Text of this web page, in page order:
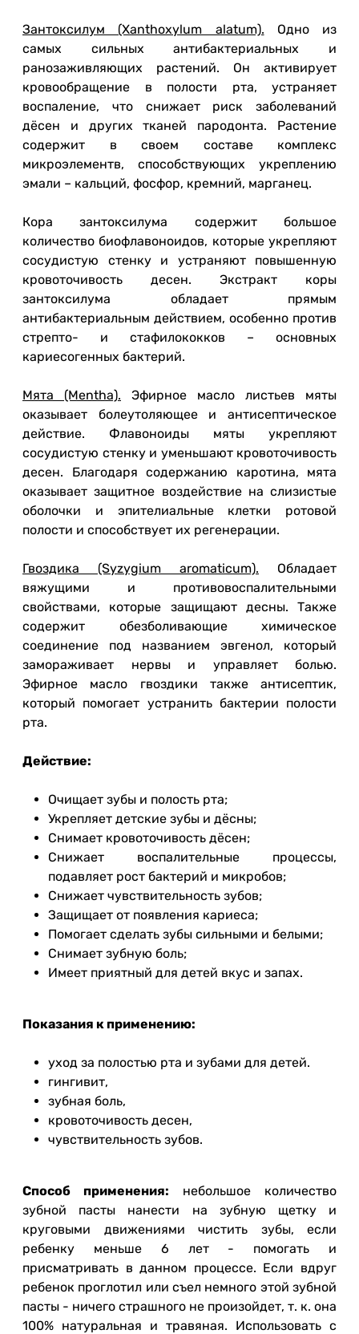
Зантоксилум (Xanthoxylum alatum). Одно из
самых сильных антибактериальных и
ранозаживляющих растений. Он активирует
кровообращение в полости рта, устраняет
воспаление, что снижает риск заболеваний
дёсен и других тканей пародонта. Растение
содержит в своем составе комплекс
микроэлементв, способствующих укреплению
эмали – кальций, фосфор, кремний, марганец.
Кора зантоксилума содержит большое
количество биофлавоноидов, которые укрепляют
сосудистую стенку и устраняют повышенную
кровоточивость десен. Экстракт коры
зантоксилума обладает прямым
антибактериальным действием, особенно против
стрепто- и стафилококков – основных
кариесогенных бактерий.
Мята (Mentha). Эфирное масло листьев мяты
оказывает болеутоляющее и антисептическое
действие. Флавоноиды мяты укрепляют
сосудистую стенку и уменьшают кровоточивость
десен. Благодаря содержанию каротина, мята
оказывает защитное воздействие на слизистые
оболочки и эпителиальные клетки ротовой
полости и способствует их регенерации.
Гвоздика (Syzygium aromaticum). Обладает
вяжущими и противовоспалительными
свойствами, которые защищают десны. Также
содержит обезболивающие химическое
соединение под названием эвгенол, который
замораживает нервы и управляет болью.
Эфирное масло гвоздики также антисептик,
который помогает устранить бактерии полости
рта.
Действие:
Очищает зубы и полость рта;
Укрепляет детские зубы и дёсны;
Снимает кровоточивость дёсен;
Снижает воспалительные процессы,
подавляет рост бактерий и микробов;
Снижает чувствительность зубов;
Защищает от появления кариеса;
Помогает сделать зубы сильными и белыми;
Снимает зубную боль;
Имеет приятный для детей вкус и запах.
Показания к применению:
уход за полостью рта и зубами для детей.
гингивит,
зубная боль,
кровоточивость десен,
чувствительность зубов.
Способ применения: небольшое количество
зубной пасты нанести на зубную щетку и
круговыми движениями чистить зубы, если
ребенку меньше 6 лет - помогать и
присматривать в данном процессе. Если вдруг
ребенок проглотил или съел немного этой зубной
пасты - ничего страшного не произойдет, т. к. она
100% натуральная и травяная. Использовать с